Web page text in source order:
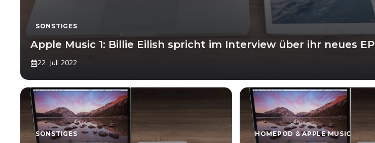
SONSTIGES
Apple Music 1: Billie Eilish spricht im Interview über ihr neues EP
22. Juli 2022
SONSTIGES HOMEPOD & APPLE MUSIC